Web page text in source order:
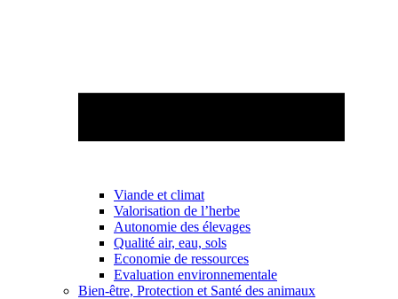
Viande et climat
Valorisation de l’herbe
Autonomie des élevages
Qualité air, eau, sols
Economie de ressources
Evaluation environnementale
Bien-être, Protection et Santé des animaux